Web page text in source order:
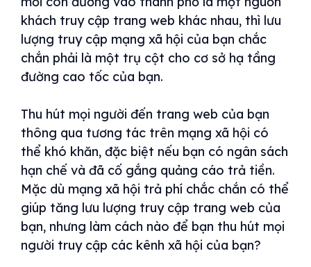
khách truy cập trang web khác nhau, thì lưu
lượng truy cập mạng xã hội của bạn chắc
chắn phải là một trụ cột cho cơ sở hạ tầng
đường cao tốc của bạn.
Thu hút mọi người đến trang web của bạn
thông qua tương tác trên mạng xã hội có
thể khó khăn, đặc biệt nếu bạn có ngân sách
hạn chế và đã cố gắng quảng cáo trả tiền.
Mặc dù mạng xã hội trả phí chắc chắn có thể
giúp tăng lưu lượng truy cập trang web của
bạn, nhưng làm cách nào để bạn thu hút mọi
người truy cập các kênh xã hội của bạn?